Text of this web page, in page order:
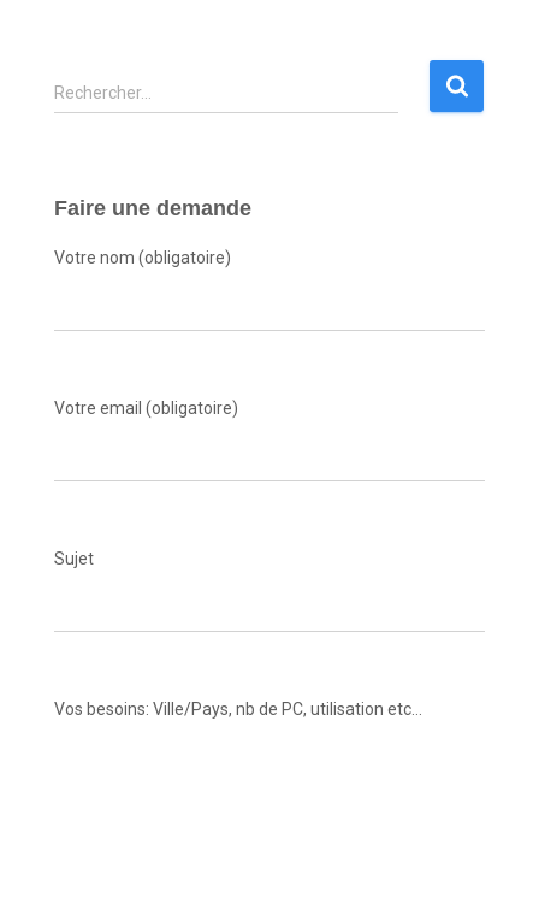
R
e
r
h
Rechercher…
Faire une demande
Votre nom (obligatoire)
Votre email (obligatoire)
Sujet
Vos besoins: Ville/Pays, nb de PC, utilisation etc...